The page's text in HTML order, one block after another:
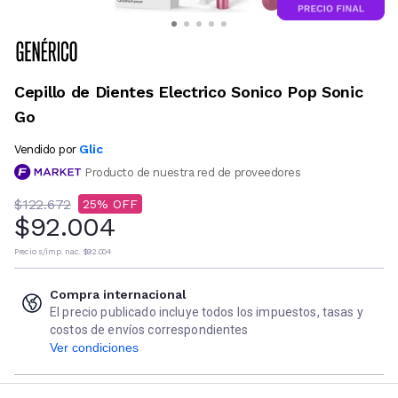
Cepillo de Dientes Electrico Sonico Pop Sonic
Go
Vendido por Glic
Producto de nuestra red de proveedores
$122.672 25
$92.004
Precio s/imp. nac. $92.004
Compra internacional
El precio publicado incluye todos los impuestos, tasas y
costos de envíos correspondientes
Ver condiciones